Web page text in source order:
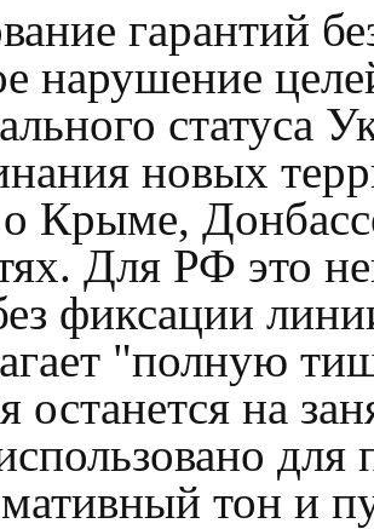
гарантий
нарушение
статуса
новых
о Крыме,
Для РФ это
фиксации
"полную
останется на
тон и